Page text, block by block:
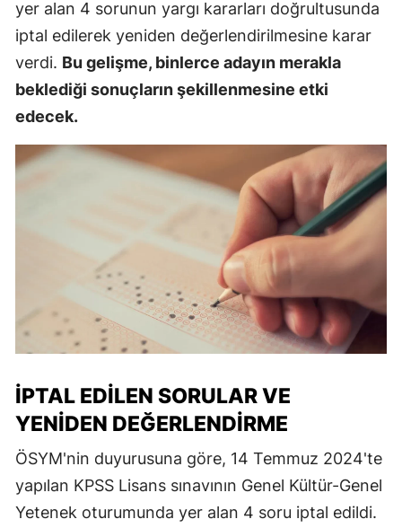
yer alan 4 sorunun yargı kararları doğrultusunda
iptal edilerek yeniden değerlendirilmesine karar
verdi. Bu gelişme, binlerce adayın merakla
beklediği sonuçların şekillenmesine etki
edecek.
İPTAL EDILEN SORULAR VE
YENIDEN DEĞERLENDIRME
ÖSYM'nin duyurusuna göre, 14 Temmuz 2024'te
yapılan KPSS Lisans sınavının Genel Kültür-Genel
Yetenek oturumunda yer alan 4 soru iptal edildi.